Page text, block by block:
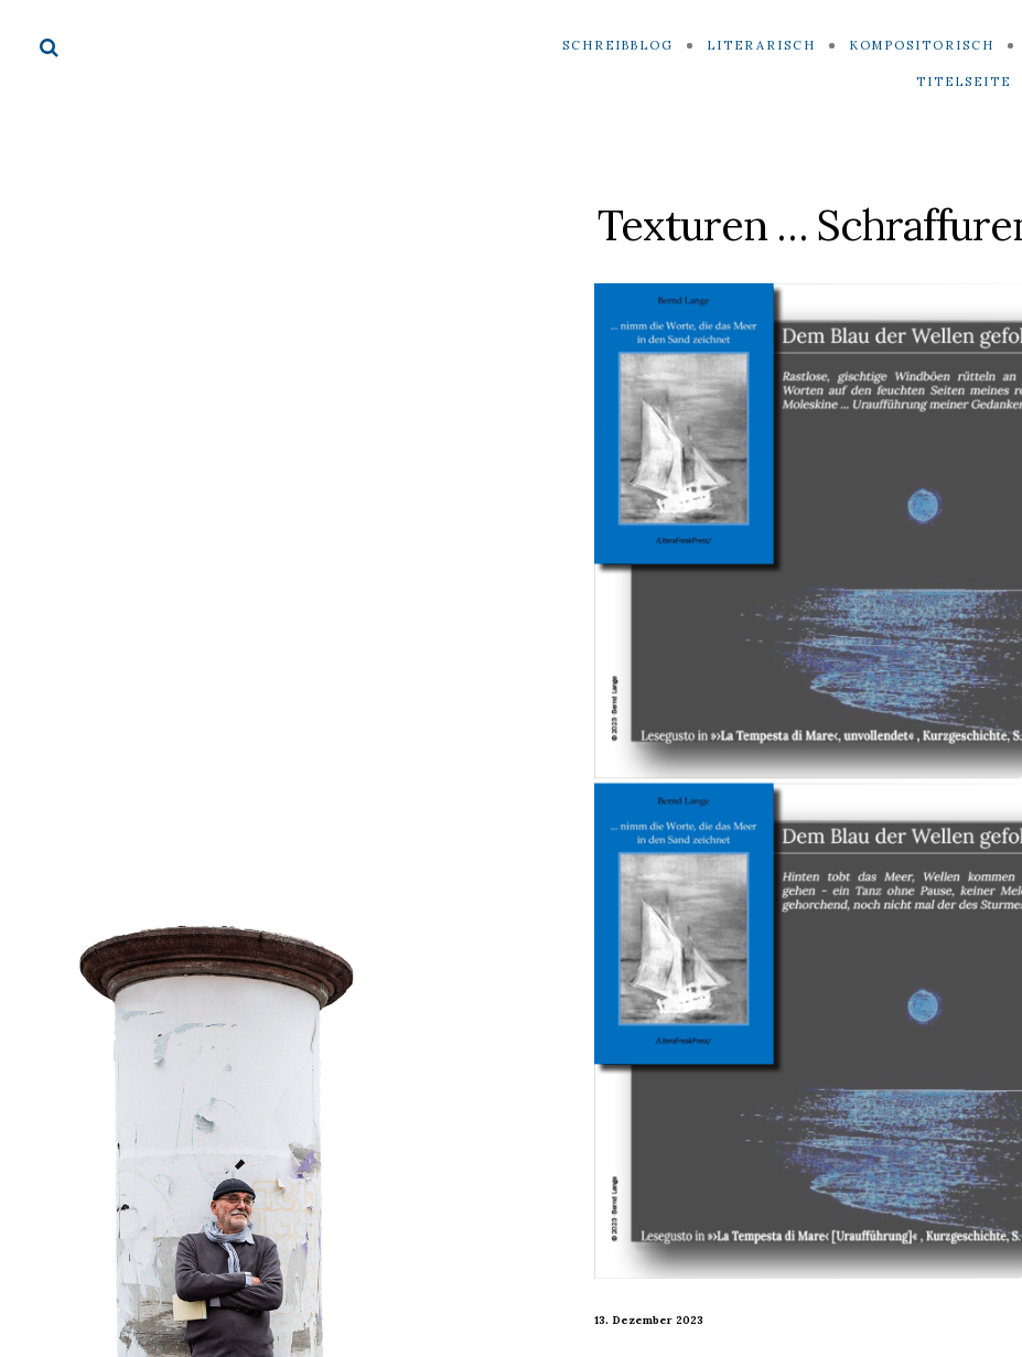
SCHREIBBLOG LITERARISCH KOMPOSITORISCH
TITELSEITE
Texturen …
13. Dezember 2023